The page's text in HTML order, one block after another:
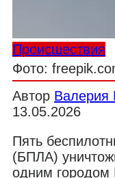
Происшествия
Фото:
Автор
13.05.2026
Пять
(БПЛА)
одним городом